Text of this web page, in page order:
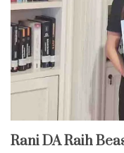
Rani DA Raih